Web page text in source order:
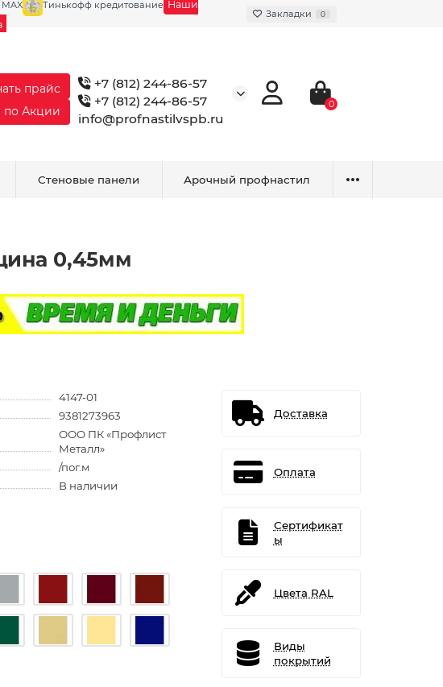
Тинькофф кредитование Наши
Закладки 0
прайс
по Акции
+7 (812) 244-86-57
+7 (812) 244-86-57
info@profnastilvspb.ru
0
Стеновые панели Арочный профнастил
0,45мм
4147-01
9381273963
ООО ПК «Профлист
Металл»
/пог.м
В наличии
Доставка
Оплата
Сертификат
ы
Цвета RAL
Виды
покрытий